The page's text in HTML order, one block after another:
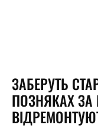
ЗАБЕРУТЬ
ПОЗНЯКАХ